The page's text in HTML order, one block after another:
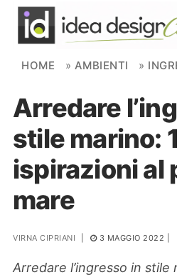
Skip to content
NOVITÀ
AMBIENTI
FAI DA TE
PIANTE
Ortaggio
HOME » AMBIENTI »
Arredare
stile marino:
ispirazioni al
mare
VIRNA CIPRIANI 3 MAGGIO 2022
Arredare l’ingresso in